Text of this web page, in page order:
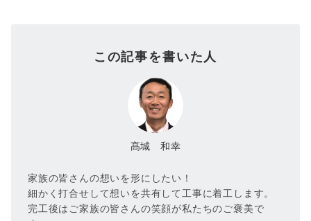
この記事を書いた人
髙城 和幸
家族の皆さんの想いを形にしたい！
細かく打合せして想いを共有して工事に着工します。
完工後はご家族の皆さんの笑顔が私たちのご褒美で